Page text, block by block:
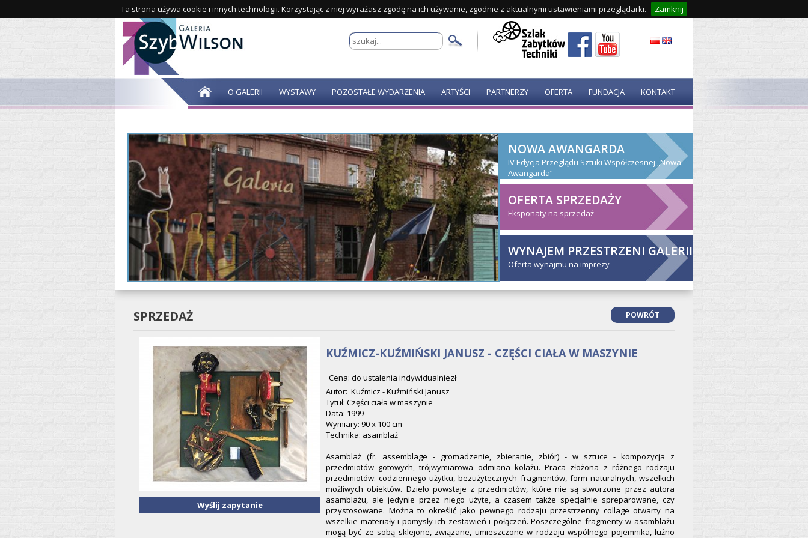
Ta strona używa cookie i innych technologii. Korzystając z niej wyrażasz zgodę na ich używanie, zgodnie z aktualnymi ustawieniami przeglądarki. Zamknij
O GALERII WYSTAWY POZOSTAŁE WYDARZENIA ARTYŚCI PARTNERZY OFERTA FUNDACJA KONTAKT
NOWA AWANGARDA
IV Edycja Przeglądu Sztuki Współczesnej „Nowa
Awangarda”
OFERTA SPRZEDAŻY
Eksponaty na sprzedaż
WYNAJEM PRZESTRZENI GALERII
Oferta wynajmu na imprezy
SPRZEDAŻ POWRÓT
Wyślij zapytanie
KUŹMICZ-KUŹMIŃSKI JANUSZ - CZĘŚCI CIAŁA W MASZYNIE
Cena: do ustalenia indywidualniezł
Autor: Kuźmicz - Kuźmiński Janusz
Tytuł: Części ciała w maszynie
Data: 1999
Wymiary: 90 x 100 cm
Technika: asamblaż
Asamblaż (fr. assemblage - gromadzenie, zbieranie, zbiór) - w sztuce - kompozycja z
przedmiotów gotowych, trójwymiarowa odmiana kolażu. Praca złożona z różnego rodzaju
przedmiotów: codziennego użytku, bezużytecznych fragmentów, form naturalnych, wszelkich
możliwych obiektów. Dzieło powstaje z przedmiotów, które nie są stworzone przez autora
asamblażu, ale jedynie przez niego użyte, a czasem także specjalnie spreparowane, czy
przystosowane. Można to określić jako pewnego rodzaju przestrzenny collage otwarty na
wszelkie materiały i pomysły ich zestawień i połączeń. Poszczególne fragmenty w asamblażu
mogą być ze sobą sklejone, związane, umieszczone w rodzaju wspólnego pojemnika, luźno